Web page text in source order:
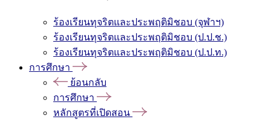
ร้องเรียนทุจริตและประพฤติมิชอบ (จุฬาฯ)
ร้องเรียนทุจริตและประพฤติมิชอบ (ป.ป.ช.)
ร้องเรียนทุจริตและประพฤติมิชอบ (ป.ป.ท.)
การศึกษา
ย้อนกลับ
การศึกษา
หลักสูตรที่เปิดสอน